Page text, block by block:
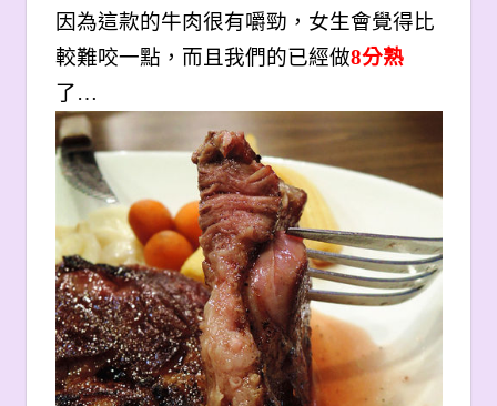
因為這款的牛肉很有嚼勁，女生會覺得比
較難咬一點，而且我們的已經做8分熟
了…